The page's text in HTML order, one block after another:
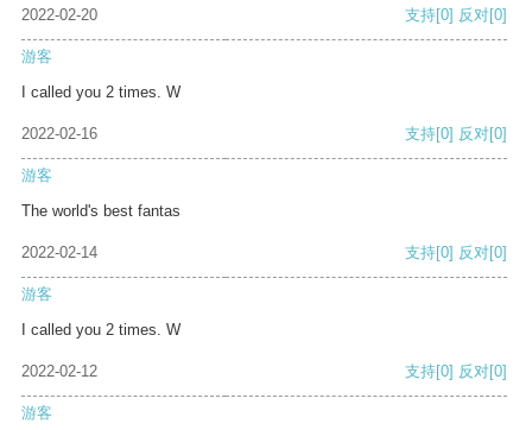
2022-02-20 支持[0] 反对[0]
游客
I called you 2 times. W
2022-02-16 支持[0] 反对[0]
游客
The world's best fantas
2022-02-14 支持[0] 反对[0]
游客
I called you 2 times. W
2022-02-12 支持[0] 反对[0]
游客